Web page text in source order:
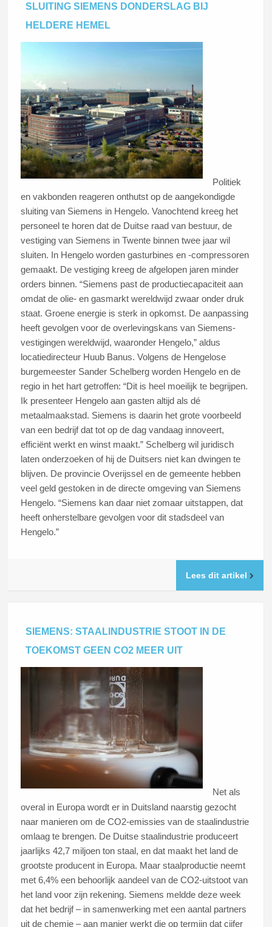
SLUITING SIEMENS DONDERSLAG BIJ
HELDERE HEMEL
Politiek
en vakbonden reageren onthutst op de aangekondigde
sluiting van Siemens in Hengelo. Vanochtend kreeg het
personeel te horen dat de Duitse raad van bestuur, de
vestiging van Siemens in Twente binnen twee jaar wil
sluiten. In Hengelo worden gasturbines en -compressoren
gemaakt. De vestiging kreeg de afgelopen jaren minder
orders binnen. “Siemens past de productiecapaciteit aan
omdat de olie- en gasmarkt wereldwijd zwaar onder druk
staat. Groene energie is sterk in opkomst. De aanpassing
heeft gevolgen voor de overlevingskans van Siemens-
vestigingen wereldwijd, waaronder Hengelo,” aldus
locatiedirecteur Huub Banus. Volgens de Hengelose
burgemeester Sander Schelberg worden Hengelo en de
regio in het hart getroffen: “Dit is heel moeilijk te begrijpen.
Ik presenteer Hengelo aan gasten altijd als dé
metaalmaakstad. Siemens is daarin het grote voorbeeld
van een bedrijf dat tot op de dag vandaag innoveert,
efficiënt werkt en winst maakt.” Schelberg wil juridisch
laten onderzoeken of hij de Duitsers niet kan dwingen te
blijven. De provincie Overijssel en de gemeente hebben
veel geld gestoken in de directe omgeving van Siemens
Hengelo. “Siemens kan daar niet zomaar uitstappen, dat
heeft onherstelbare gevolgen voor dit stadsdeel van
Hengelo.”
Lees dit artikel
SIEMENS: STAALINDUSTRIE STOOT IN DE
TOEKOMST GEEN CO2 MEER UIT
Net als
overal in Europa wordt er in Duitsland naarstig gezocht
naar manieren om de CO2-emissies van de staalindustrie
omlaag te brengen. De Duitse staalindustrie produceert
jaarlijks 42,7 miljoen ton staal, en dat maakt het land de
grootste producent in Europa. Maar staalproductie neemt
met 6,4% een behoorlijk aandeel van de CO2-uitstoot van
het land voor zijn rekening. Siemens meldde deze week
dat het bedrijf – in samenwerking met een aantal partners
uit de chemie – aan manier werkt die op termijn dat cijfer